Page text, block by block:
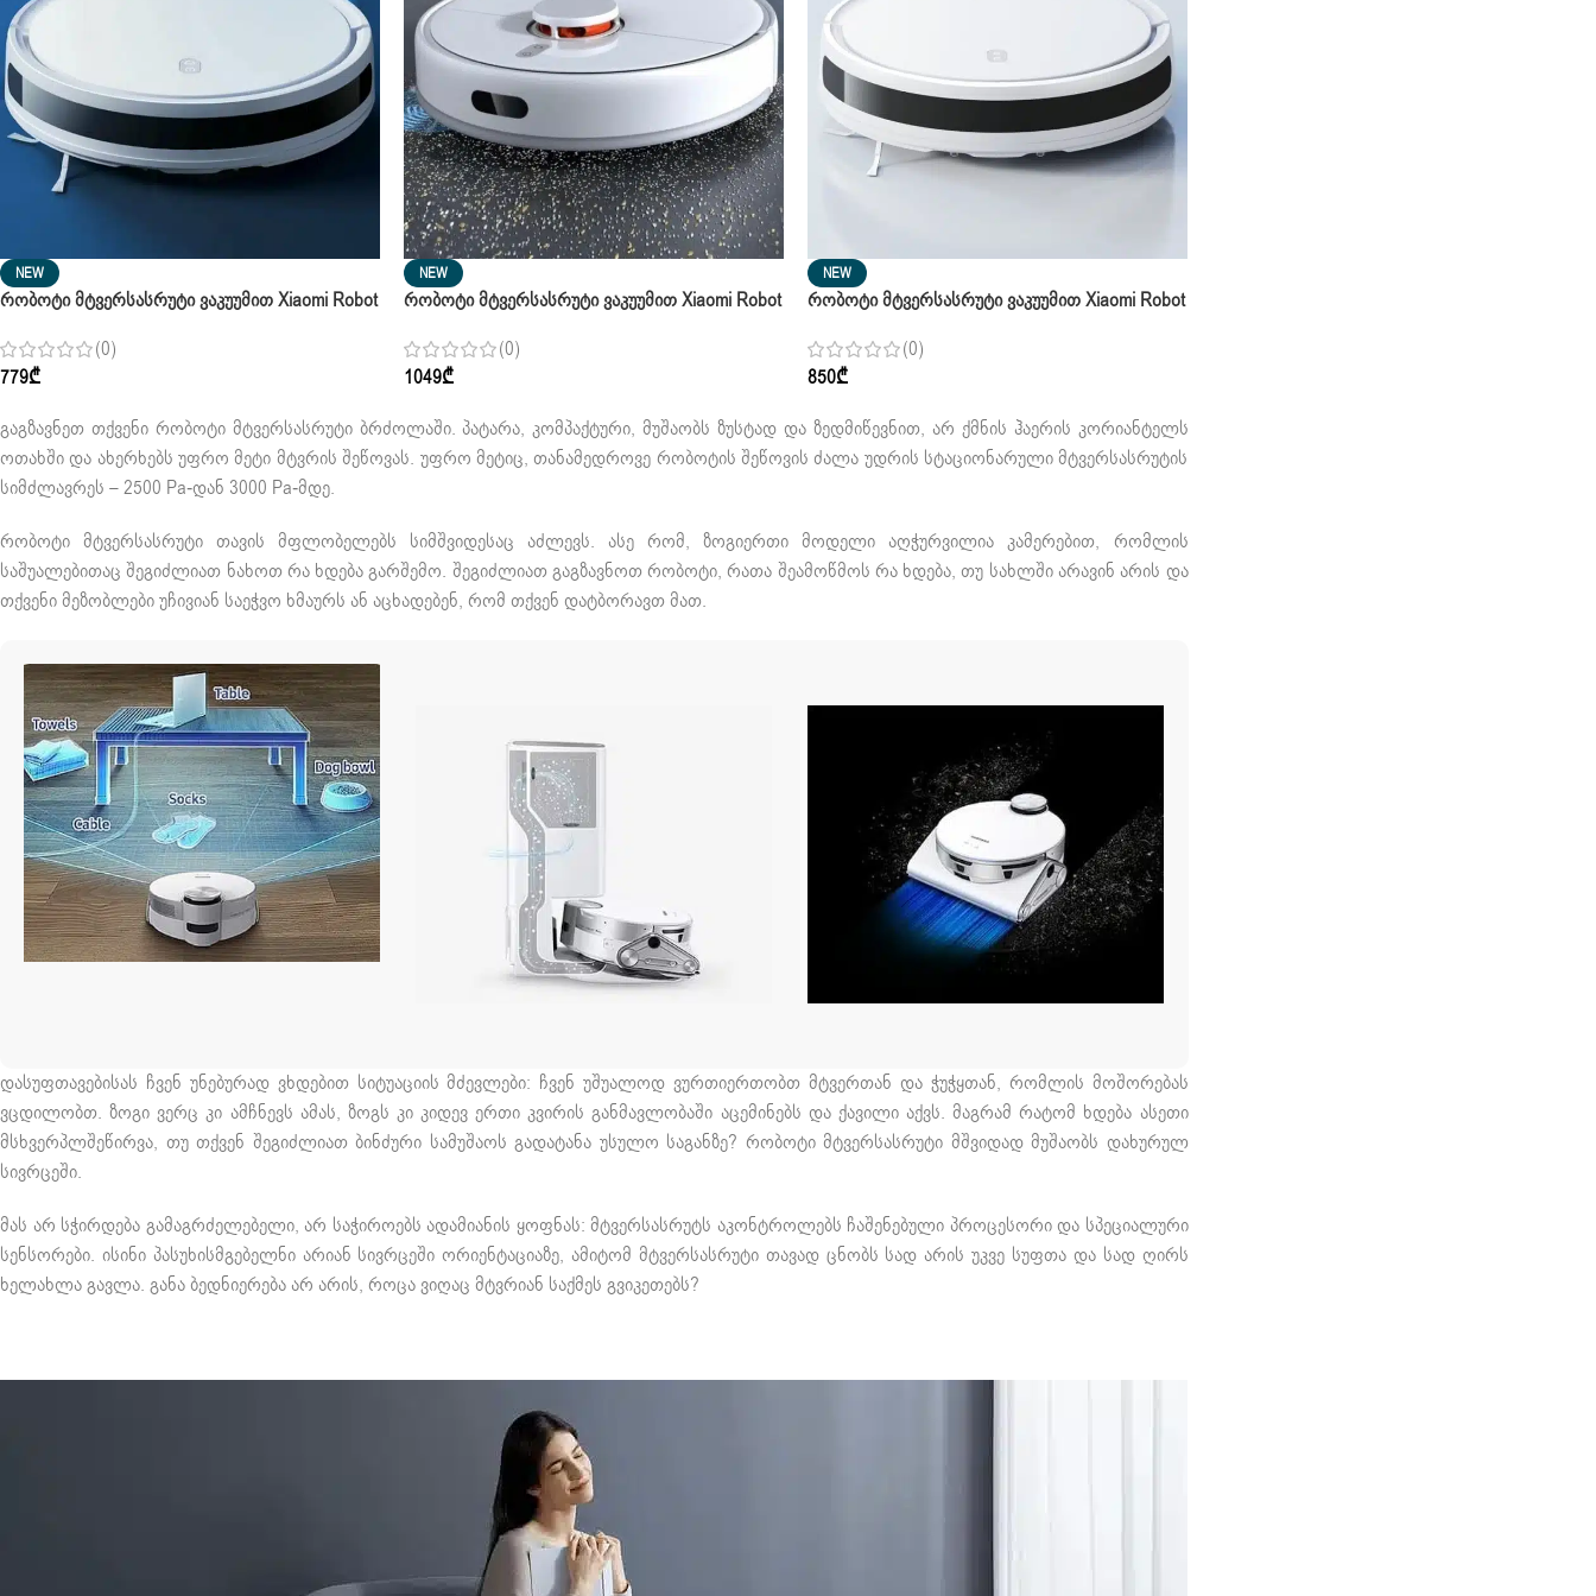
NEW
Რობოტი Მტვერსასრუტი Ვაკუუმით Xiaomi Robot
(0)
779₾
NEW
Რობოტი Მტვერსასრუტი Ვაკუუმით Xiaomi Robot
(0)
1049₾
NEW
Რობოტი Მტვერსასრუტი Ვაკუუმით Xiaomi Robot
(0)
850₾
გაგზავნეთ თქვენი რობოტი მტვერსასრუტი ბრძოლაში. პატარა, კომპაქტური, მუშაობს ზუსტად და ზედმიწევნით, არ ქმნის ჰაერის კორიანტელს
ოთახში და ახერხებს უფრო მეტი მტვრის შეწოვას. უფრო მეტიც, თანამედროვე რობოტის შეწოვის ძალა უდრის სტაციონარული მტვერსასრუტის
სიმძლავრეს – 2500 Pa-დან 3000 Pa-მდე.
რობოტი მტვერსასრუტი თავის მფლობელებს სიმშვიდესაც აძლევს. ასე რომ, ზოგიერთი მოდელი აღჭურვილია კამერებით, რომლის
საშუალებითაც შეგიძლიათ ნახოთ რა ხდება გარშემო. შეგიძლიათ გაგზავნოთ რობოტი, რათა შეამოწმოს რა ხდება, თუ სახლში არავინ არის და
თქვენი მეზობლები უჩივიან საეჭვო ხმაურს ან აცხადებენ, რომ თქვენ დატბორავთ მათ.
დასუფთავებისას ჩვენ უნებურად ვხდებით სიტუაციის მძევლები: ჩვენ უშუალოდ ვურთიერთობთ მტვერთან და ჭუჭყთან, რომლის მოშორებას
ვცდილობთ. ზოგი ვერც კი ამჩნევს ამას, ზოგს კი კიდევ ერთი კვირის განმავლობაში აცემინებს და ქავილი აქვს. მაგრამ რატომ ხდება ასეთი
მსხვერპლშეწირვა, თუ თქვენ შეგიძლიათ ბინძური სამუშაოს გადატანა უსულო საგანზე? რობოტი მტვერსასრუტი მშვიდად მუშაობს დახურულ
სივრცეში.
მას არ სჭირდება გამაგრძელებელი, არ საჭიროებს ადამიანის ყოფნას: მტვერსასრუტს აკონტროლებს ჩაშენებული პროცესორი და სპეციალური
სენსორები. ისინი პასუხისმგებელნი არიან სივრცეში ორიენტაციაზე, ამიტომ მტვერსასრუტი თავად ცნობს სად არის უკვე სუფთა და სად ღირს
ხელახლა გავლა. განა ბედნიერება არ არის, როცა ვიღაც მტვრიან საქმეს გვიკეთებს?